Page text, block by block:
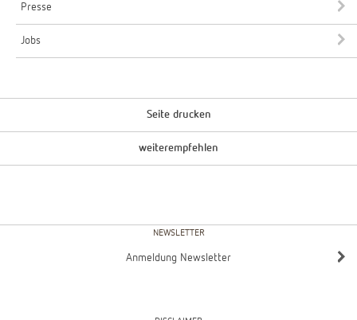
Presse
Jobs
Seite drucken
weiterempfehlen
NEWSLETTER
Anmeldung Newsletter